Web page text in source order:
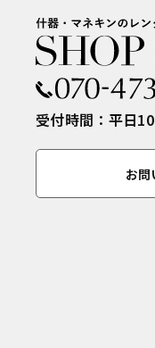
受付時間：平日
お問